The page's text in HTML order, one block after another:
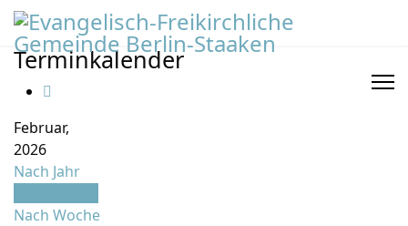
Terminkalender
Februar,
2026
Nach Jahr
Nach Woche